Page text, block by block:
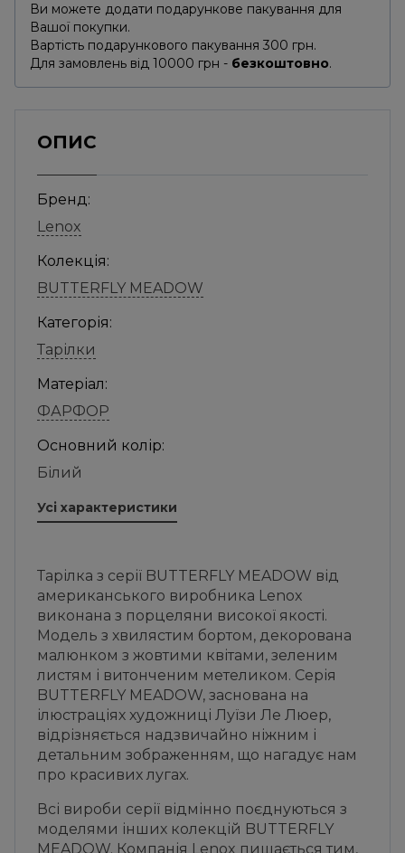
Ви можете додати подарункове пакування для
Вашої покупки.
Вартість подарункового пакування 300 грн.
Для замовлень від 10000 грн - безкоштовно.
ОПИС
Бренд:
Lenox
Колекція:
BUTTERFLY MEADOW
Категорія:
Тарілки
Матеріал:
ФАРФОР
Основний колір:
Білий
Усі характеристики
Тарілка з серії BUTTERFLY MEADOW від
американського виробника Lenox
виконана з порцеляни високої якості.
Модель з хвилястим бортом, декорована
малюнком з жовтими квітами, зеленим
листям і витонченим метеликом. Серія
BUTTERFLY MEADOW, заснована на
ілюстраціях художниці Луїзи Ле Люер,
відрізняється надзвичайно ніжним і
детальним зображенням, що нагадує нам
про красивих лугах.
Всі вироби серії відмінно поєднуються з
моделями інших колекцій BUTTERFLY
MEADOW. Компанія Lenox пишається тим,